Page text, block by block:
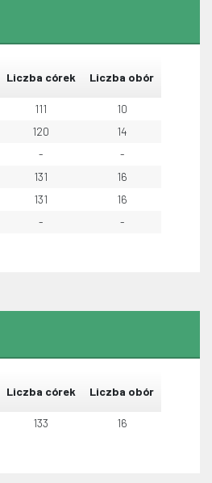
Liczba córek Liczba obór
111 10
120 14
- -
131 16
131 16
- -
Liczba córek Liczba obór
133 16